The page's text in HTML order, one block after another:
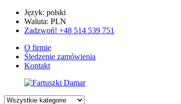
Język: polski
Waluta: PLN
Zadzwoń! +48 514 539 751
O firmie
Śledzenie zamówienia
Kontakt